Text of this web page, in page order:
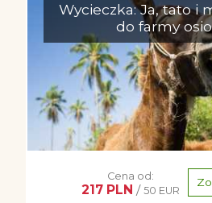
Wycieczka: Ja, tato i
do farmy
Cena od:
217 PLN / 50 EUR